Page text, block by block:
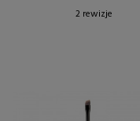
2 rewizje